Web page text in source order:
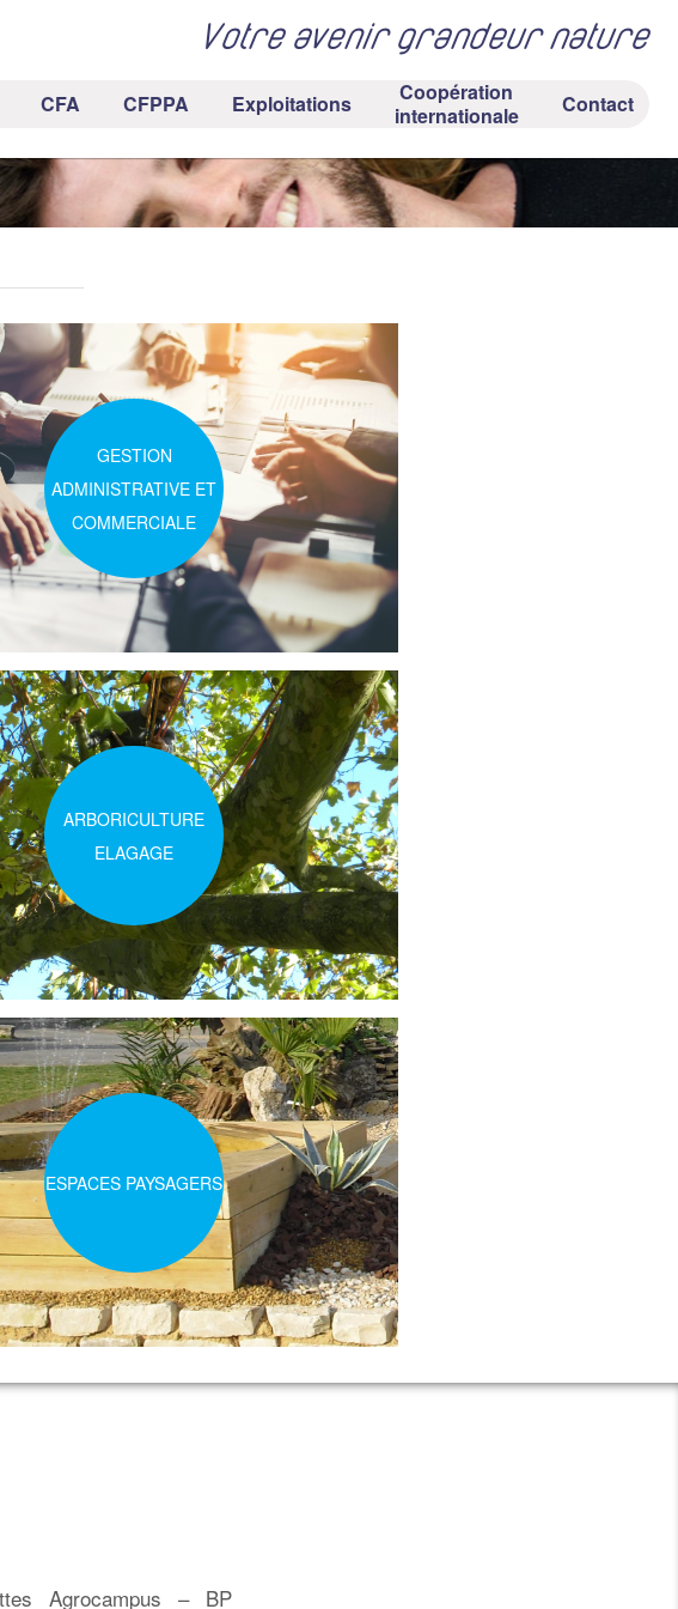
Votre avenir grandeur nature
CFA CFPPA Exploitations
Coopération
internationale
Contact
GESTION
ADMINISTRATIVE ET
COMMERCIALE
ARBORICULTURE
ELAGAGE
ESPACES PAYSAGERS
Agrocampus – BP